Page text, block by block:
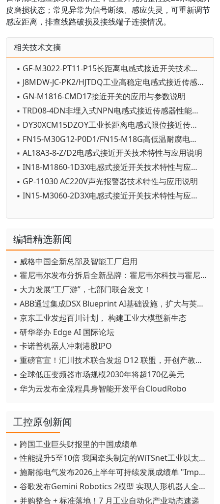
皮磨损状态；常见异常为信号断续、感应失灵，可重新调节
感应距离，排查线路破损及接线端子连接情况。
相关技术文摘
▪ GF-M3022-PT11-P15长距离电感式接近开关技术与应用解析
▪ J8MDW-JC-PK2/HJTDQ工业高稳定电感式接近传感器性能参数与应用详解
▪ GN-M1816-CMD17接近开关的应用与参数说明
▪ TRD08-4DN非埋入式NPN电感式接近传感器性能参数与应用详解
▪ DY30XCM15DZOY工业长距离电感式限位接近传感器性能参数与应用详解
▪ FN15-M30G12-P0D1/FN15-M18G高低温耐腐电感式接近传感器性能参数与应用详解
▪ AL18A3-8-Z/D2电感式接近开关技术特性与应用说明
▪ IN18-M1860-1D3X电感式接近开关技术特性与应用说明
▪ GP-11030 AC220V声光报警器技术特性与应用说明
▪ IN15-M3060-2D3X电感式接近开关技术特性与应用说明
编辑精选新闻
▪ 威格中国全新总部及智能工厂启用
▪ 霍尼韦尔发布分拆后全新品牌：霍尼韦尔科技与霍尼韦尔航空航天
▪ 大力发展“工厂游”，七部门联合发文！
▪ ABB通过集成DSX Blueprint AI基础设施，扩大与英伟达的合作
▪ 京东工业发起百川计划， 构建工业大模型新生态
▪ 研华举办 Edge AI 国际论坛
▪ 卡诺普机器人冲刺港股IPO
▪ 重磅官宣！汇川技术联合发起 D12 联盟，开创产教融合新范式
▪ 全球低压变频器市场规模2030年将超170亿美元
▪ 华为云发布全流程具身智能开发平台CloudRobo
工控原创新闻
▪ 跨国工业巨头财报里的中国成绩单
▪ 性能提升5至10倍 我国牵头制定的WiTSnet工业以太网国际标准正式发布
▪ 施耐德电气发布2026上半年可持续发展成绩单 "Impact 2030"路线图开局稳健
▪ 谷歌发布Gemini Robotics 2模型 实现人形机器人全身智能控制突破
▪ 并购整合 + 标准落地！7 月工业自动化产业动态速递